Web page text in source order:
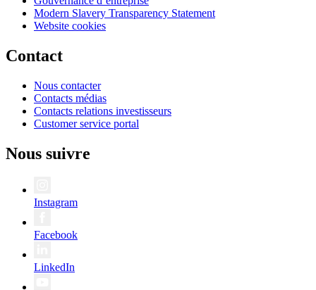
Modern Slavery Transparency Statement
Website cookies
Contact
Nous contacter
Contacts médias
Contacts relations investisseurs
Customer service portal
Nous suivre
Instagram
Facebook
LinkedIn